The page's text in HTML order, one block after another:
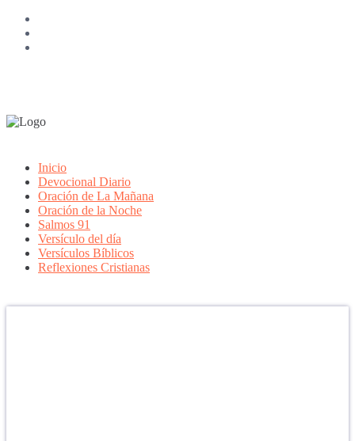
Inicio
Devocional Diario
Oración de La Mañana
Oración de la Noche
Salmos 91
Versículo del día
Versículos Bíblicos
Reflexiones Cristianas